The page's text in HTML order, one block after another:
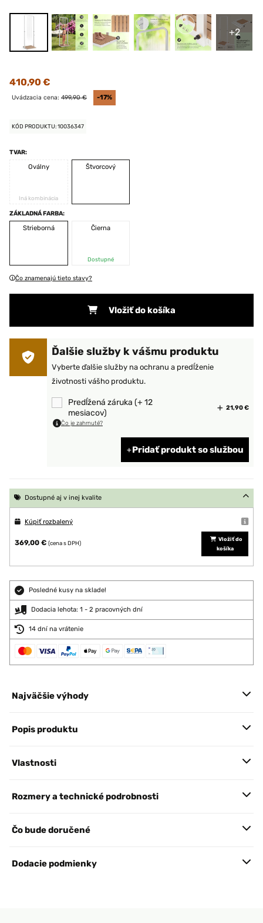
+2
410,90 €
Uvádzacia cena: 499,90 € -17%
KÓD PRODUKTU: 10036347
TVAR:
Oválny
Iná kombinácia
Štvorcový
ZÁKLADNÁ FARBA:
Strieborná
Čierna
Dostupné
Čo znamenajú tieto stavy?
Vložiť do košíka
Ďalšie služby k vášmu produktu
Vyberte ďalšie služby na ochranu a predĺženie
životnosti vášho produktu.
Predĺžená záruka (+ 12
mesiacov)
21,90 €
Čo je zahrnuté?
Pridať produkt so službou
Dostupné aj v inej kvalite
Kúpiť rozbalený
369,00 € (cena s DPH)
Vložiť do
košíka
Posledné kusy na sklade!
Dodacia lehota: 1 - 2 pracovných dní
14 dní na vrátenie
Najväčšie výhody
Popis produktu
Vlastnosti
Rozmery a technické podrobnosti
Čo bude doručené
Dodacie podmienky